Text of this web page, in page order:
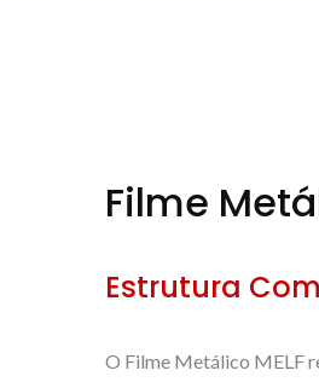
Filme
Estrutura
O Filme Metálico MELF